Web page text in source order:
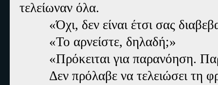
τελείωναν όλα.
«Όχι, δεν είναι έτσι σας
«Το αρνείστε, δηλαδή;»
«Πρόκειται για παρανόηση.
Δεν πρόλαβε να τελειώσει τη